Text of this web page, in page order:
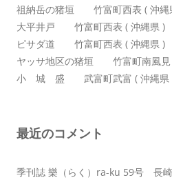
祖納岳の猪垣 竹富町西表 ( 沖縄
大平井戸 竹富町西表 ( 沖縄県 )
ピサダ道 竹富町西表 ( 沖縄県 )
ヤッサ地区の猪垣 竹富町南風見
小 城 盛 武富町武富 ( 沖縄県
最近のコメント
季刊誌 樂（らく）ra-ku 59号 長